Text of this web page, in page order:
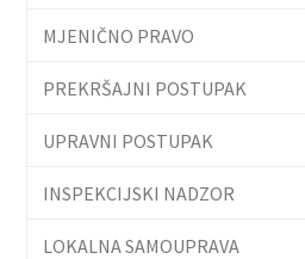
MJENIČNO PRAVO
PREKRŠAJNI POSTUPAK
UPRAVNI POSTUPAK
INSPEKCIJSKI NADZOR
LOKALNA SAMOUPRAVA